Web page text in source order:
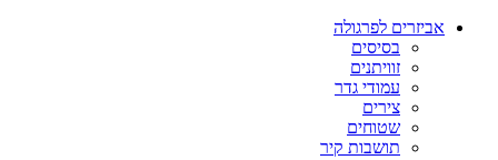
אביזרים לפרגולה
בסיסים
זוויתנים
עמודי גדר
צירים
שטוחים
תושבות קיר